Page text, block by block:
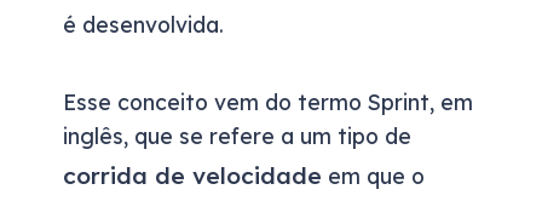
é desenvolvida.
Esse conceito vem do termo Sprint, em
inglês, que se refere a um tipo de
corrida de velocidade em que o